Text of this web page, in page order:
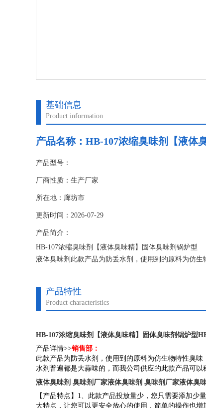
基础信息
Product information
产品名称： HB-107浓缩臭味剂【液体
产品型号：
厂商性质：生产厂家
所在地：廊坊市
更新时间：2026-07-29
产品简介：
HB-107浓缩臭味剂【液体臭味精】固体臭味剂锅炉型
液体臭味剂此款产品为防丢水剂，使用到的原料为仿
产品特性
Product characteristics
HB-107浓缩臭味剂【液体臭味精】固体臭味剂锅炉型
产品详情>>销售部：
此款产品为防丢水剂，使用到的原料为仿生物特性臭
水剂普遍都是大蒜味的，而我公司供应的此款产品可
液体臭味剂 臭味剂厂家液体臭味剂 臭味剂厂家液体臭
【产品特点】1、此款产品投放量少，您只需要添加
大特点，让您可以更安全放心的使用，简单的操作也